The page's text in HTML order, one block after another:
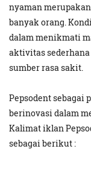
nyaman
banyak orang.
dalam menikmati
aktivitas
sumber rasa sakit.
Pepsodent sebagai
berinovasi dalam
Kalimat iklan
sebagai berikut :